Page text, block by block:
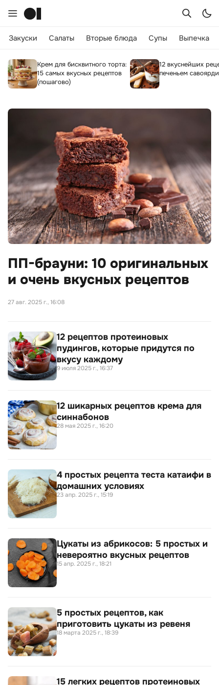
Закуски Салаты Вторые блюда Супы Выпечка
Крем для бисквитного торта:
15 самых вкусных рецептов
(пошагово)
12 вкуснейших
печеньем савоярди
ПП-брауни: 10 оригинальных
и очень вкусных рецептов
27 авг. 2025 г., 16:08
12 рецептов протеиновых
пудингов, которые придутся по
вкусу каждому
9 июля 2025 г., 16:37
12 шикарных рецептов крема для
синнабонов
28 мая 2025 г., 16:20
4 простых рецепта теста катаифи в
домашних условиях
23 апр. 2025 г., 15:19
Цукаты из абрикосов: 5 простых и
невероятно вкусных рецептов
15 апр. 2025 г., 18:21
5 простых рецептов, как
приготовить цукаты из ревеня
18 марта 2025 г., 18:39
15 легких рецептов протеиновых